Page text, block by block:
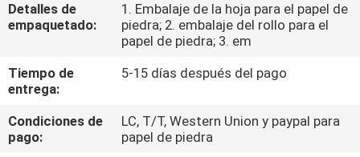
CONTACTA
CON
NOSOTROS
NOTICIAS
Detalles de
empaquetado:
1. Embalaje de la hoja para el papel de
piedra; 2. embalaje del rollo para el
papel de piedra; 3. em
Tiempo de
entrega:
5-15 días después del pago
Condiciones de
pago:
LC, T/T, Western Union y paypal para
papel de piedra